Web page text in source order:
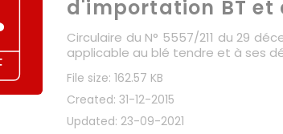
d'importation BT et
Circulaire du N° 5557/211 du 29
applicable au blé tendre et à ses
File size: 162.57 KB
Created: 31-12-2015
Updated: 23-09-2021